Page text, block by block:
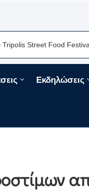
Street Food Festival-Μια
Εκδηλώσεις